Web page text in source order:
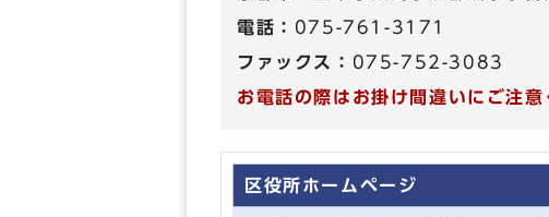
電話： 075-761-3171
ファックス： 075-752-3083
お電話の際はお掛け間違いにご注意
区役所ホームページ